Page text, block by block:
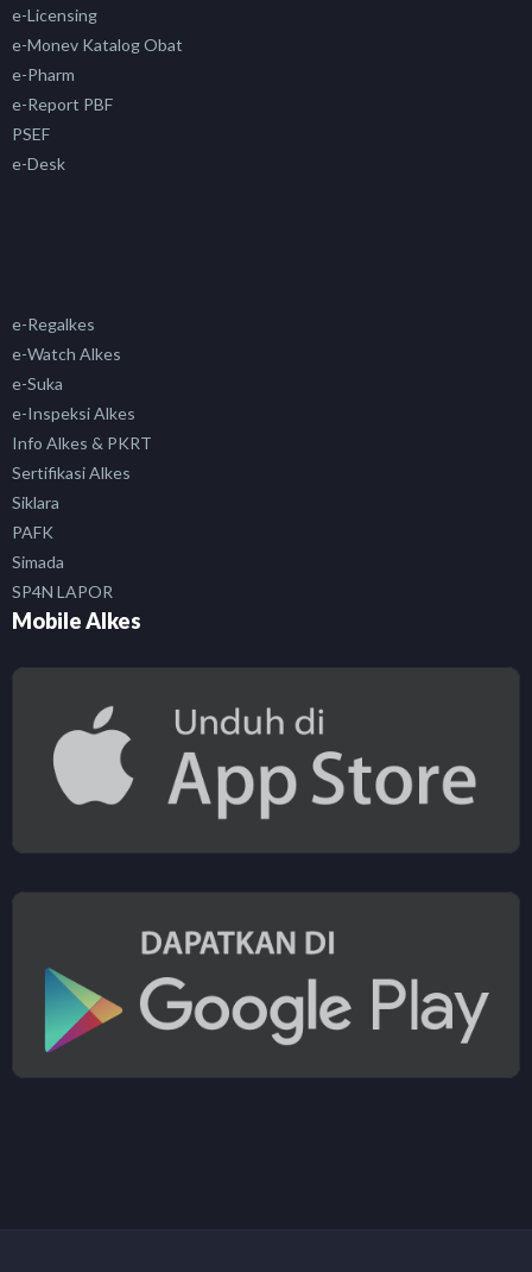
e-Licensing
e-Monev Katalog Obat
e-Pharm
e-Report PBF
PSEF
e-Desk
e-Regalkes
e-Watch Alkes
e-Suka
e-Inspeksi Alkes
Info Alkes & PKRT
Sertifikasi Alkes
Siklara
PAFK
Simada
SP4N LAPOR
Mobile Alkes